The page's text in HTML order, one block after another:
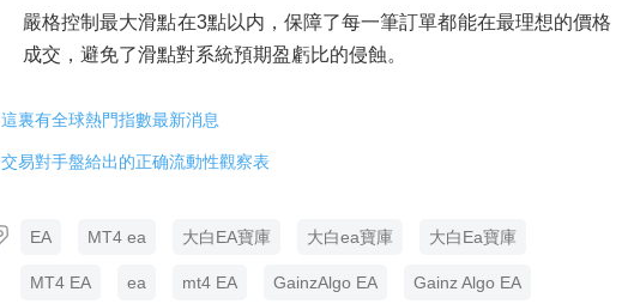
嚴格控制最大滑點在3點以内，保障了每一筆訂單都能在最理想的價格
成交，避免了滑點對系統預期盈虧比的侵蝕。
這裏有全球熱門指數最新消息
交易對手盤給出的正确流動性觀察表
EA MT4 ea 大白EA寶庫 大白ea寶庫 大白Ea寶庫
MT4 EA ea mt4 EA GainzAlgo EA Gainz Algo EA